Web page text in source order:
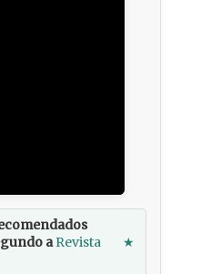
aRevista
★